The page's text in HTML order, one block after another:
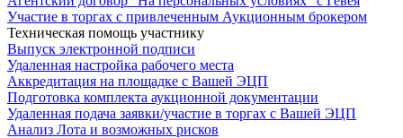
Участие в торгах с привлеченным Аукционным брокером
Техническая помощь участнику
Выпуск электронной подписи
Удаленная настройка рабочего места
Аккредитация на площадке с Вашей ЭЦП
Подготовка комплекта аукционной документации
Удаленная подача заявки/участие в торгах с Вашей ЭЦП
Анализ Лота и возможных рисков